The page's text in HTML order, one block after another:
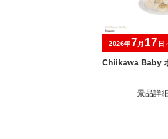
Chiikawa Baby
2026年7 月 17 日